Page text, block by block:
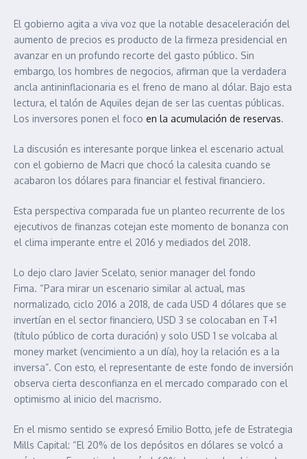
El gobierno agita a viva voz que la notable desaceleración del
aumento de precios es producto de la firmeza presidencial en
avanzar en un profundo recorte del gasto público. Sin
embargo, los hombres de negocios, afirman que la verdadera
ancla antininflacionaria es el freno de mano al dólar. Bajo esta
lectura, el talón de Aquiles dejan de ser las cuentas públicas.
Los inversores ponen el foco en la acumulación de reservas.
La discusión es interesante porque linkea el escenario actual
con el gobierno de Macri que chocó la calesita cuando se
acabaron los dólares para financiar el festival financiero.
Esta perspectiva comparada fue un planteo recurrente de los
ejecutivos de finanzas cotejan este momento de bonanza con
el clima imperante entre el 2016 y mediados del 2018.
Lo dejo claro Javier Scelato, senior manager del fondo
Fima. “Para mirar un escenario similar al actual, mas
normalizado, ciclo 2016 a 2018, de cada USD 4 dólares que se
invertían en el sector financiero, USD 3 se colocaban en T+1
(título público de corta duración) y solo USD 1 se volcaba al
money market (vencimiento a un día), hoy la relación es a la
inversa”. Con esto, el representante de este fondo de inversión
observa cierta desconfianza en el mercado comparado con el
optimismo al inicio del macrismo.
En el mismo sentido se expresó Emilio Botto, jefe de Estrategia
Mills Capital: “El 20% de los depósitos en dólares se volcó a